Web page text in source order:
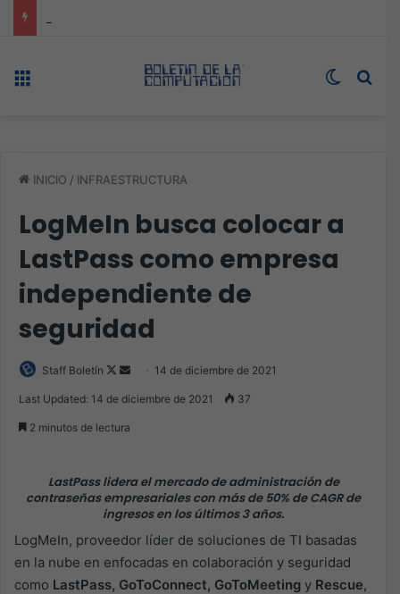
Switch
INICIO / INFRAESTRUCTURA
LogMeIn busca colocar a
LastPass como empresa
independiente de
seguridad
Staff Boletín
Follow
Send 14 de diciembre de 2021
Last Updated: 14 de diciembre de 2021 37
2 minutos de lectura
LastPass lidera el mercado de administración de
contraseñas empresariales con más de 50% de CAGR de
ingresos en los últimos 3 años.
LogMeIn, proveedor líder de soluciones de TI basadas
en la nube en enfocadas en colaboración y seguridad
como LastPass, GoToConnect, GoToMeeting y Rescue,